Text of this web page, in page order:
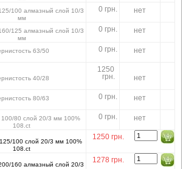
100 алмазный слой 10/3
мм
0 грн. нет
125 алмазный слой 10/3
мм
0 грн. нет
63/50 0 грн. нет
40/28
1250
грн.
нет
80/63 0 грн. нет
100/80 слой 20/3 мм 100%
108.ct
0 грн. нет
125/100 слой 20/3 мм 100%
108.ct
1250 грн.
160 алмазный слой 20/3
1278 грн.